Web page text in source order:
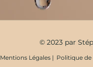
© 2023 par
Mentions Légales | Politique